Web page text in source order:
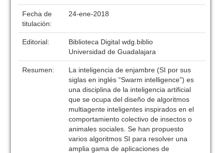
Fecha de
titulación:
24-ene-2018
Editorial:
Biblioteca Digital wdg.biblio
Universidad de Guadalajara
Resumen:
La inteligencia de enjambre (SI por sus
siglas en inglés “Swarm intelligence”) es
una disciplina de la inteligencia artificial
que se ocupa del diseño de algoritmos
multiagente inteligentes inspirados en el
comportamiento colectivo de insectos o
animales sociales. Se han propuesto
varios algoritmos SI para resolver una
amplia gama de aplicaciones de